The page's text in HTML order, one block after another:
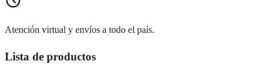
Atención virtual y envíos a todo el país.
Lista de productos